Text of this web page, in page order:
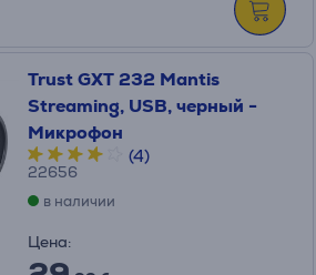
Trust GXT 232 Mantis
Streaming, USB, черный -
Микрофон
(4)
22656
в наличии
Цена: